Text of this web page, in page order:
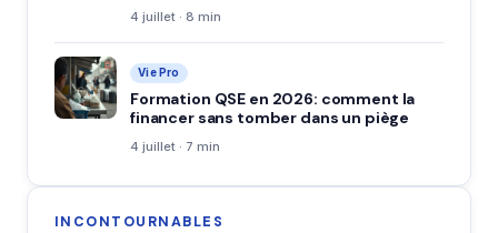
4 juillet · 8 min
Vie Pro
Formation QSE en 2026: comment la
financer sans tomber dans un piège
4 juillet · 7 min
INCONTOURNABLES